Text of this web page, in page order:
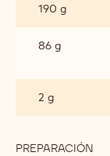
190 g
86 g
2 g
PREPARACIÓN